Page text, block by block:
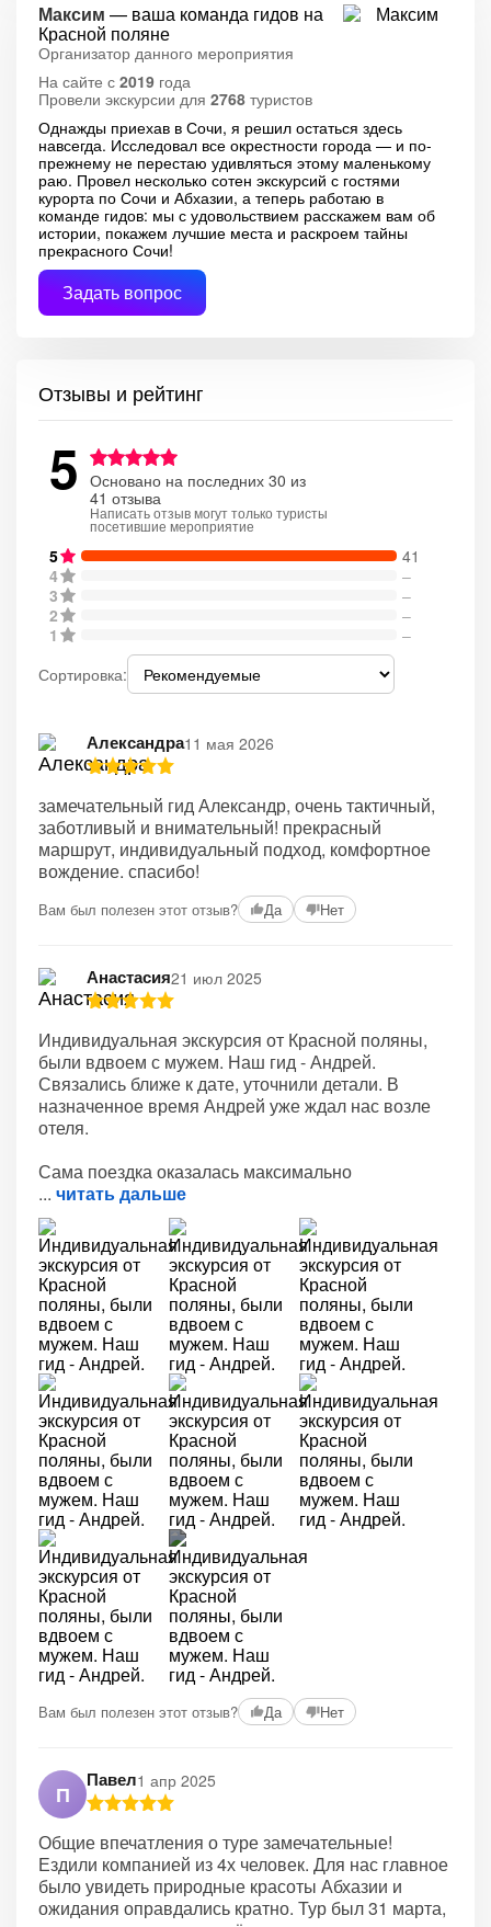
Максим — ваша команда гидов на
Красной поляне
Организатор данного мероприятия
На сайте с 2019 года
Провели экскурсии для 2768 туристов
Однажды приехав в Сочи, я решил остаться здесь
навсегда. Исследовал все окрестности города — и по-
прежнему не перестаю удивляться этому маленькому
раю. Провел несколько сотен экскурсий с гостями
курорта по Сочи и Абхазии, а теперь работаю в
команде гидов: мы с удовольствием расскажем вам об
истории, покажем лучшие места и раскроем тайны
прекрасного Сочи!
Задать вопрос
Отзывы и рейтинг
5 Основано на последних 30 из
41 отзыва
Написать отзыв могут только туристы
посетившие мероприятие
5
41
4
–
3
–
2
–
1
–
Сортировка:
Александра11 мая 2026
замечательный гид Александр, очень тактичный,
заботливый и внимательный! прекрасный
маршрут, индивидуальный подход, комфортное
вождение. спасибо!
Вам был полезен этот отзыв? Да Нет
Анастасия21 июл 2025
Индивидуальная экскурсия от Красной поляны,
были вдвоем с мужем. Наш гид - Андрей.
Связались ближе к дате, уточнили детали. В
назначенное время Андрей уже ждал нас возле
отеля.
Сама поездка оказалась максимально
читать дальше
Вам был полезен этот отзыв? Да Нет
П
Павел1 апр 2025
Общие впечатления о туре замечательные!
Ездили компанией из 4х человек. Для нас главное
было увидеть природные красоты Абхазии и
ожидания оправдались кратно. Тур был 31 марта,